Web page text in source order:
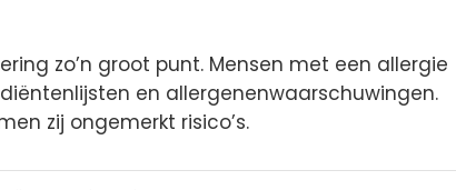
zo’n groot punt. Mensen met een allergie
en allergenenwaarschuwingen.
zij ongemerkt risico’s.